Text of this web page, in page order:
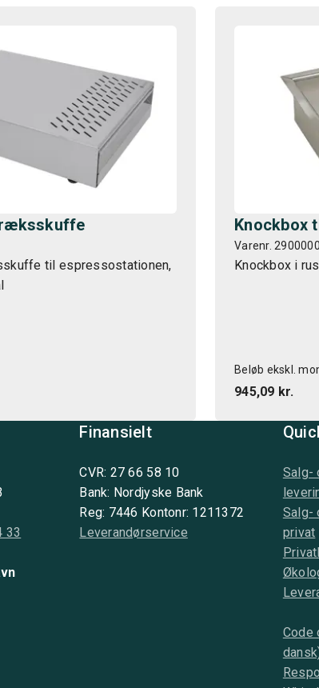
til espressostationen,
Knockbox
Varenr.
Knockbox i
Beløb ekskl.
945,09 kr.
33
Finansielt
CVR: 27 66 58 10
Bank: Nordjyske Bank
Reg: 7446 Kontonr: 1211372
Leverandørservice
Salg-
Salg-
privat
Code